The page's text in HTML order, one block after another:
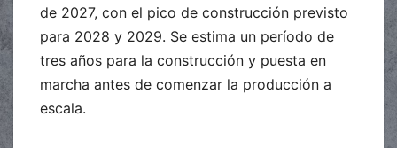
de 2027, con el pico de construcción previsto
para 2028 y 2029. Se estima un período de
tres años para la construcción y puesta en
marcha antes de comenzar la producción a
escala.